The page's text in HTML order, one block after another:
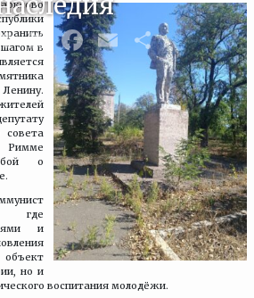
Telegram
X Facebook
Email
в
совета
о
где
и
объект
но и
воспитания молодёжи.